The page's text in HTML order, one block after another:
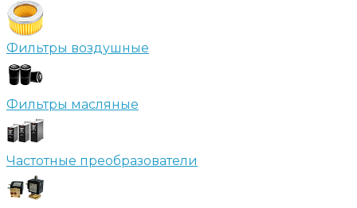
Фильтры воздушные
Фильтры масляные
Частотные преобразователи